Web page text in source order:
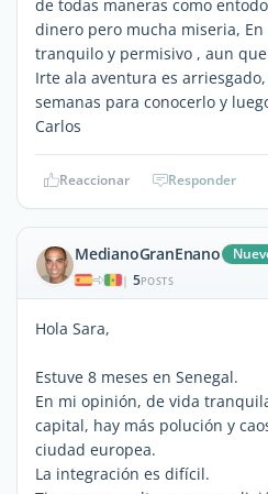
de todas maneras como
dinero pero mucha miseria,
tranquilo y permisivo , aun
Irte ala aventura es
semanas para conocerlo y
Carlos
Reaccionar Responder
MedianoGranEnano
| 5POSTS
Hola Sara,
Estuve 8 meses en Senegal.
En mi opinión, de vida
capital, hay más polución y
ciudad europea.
La integración es difícil.